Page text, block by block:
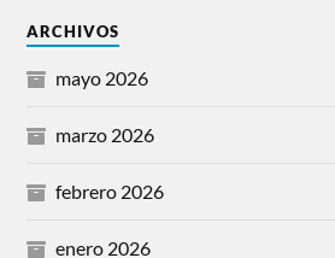
ARCHIVOS
mayo 2026
marzo 2026
febrero 2026
enero 2026